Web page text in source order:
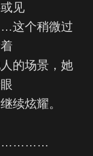
见
这个稍微过
的场景，她
续炫耀。